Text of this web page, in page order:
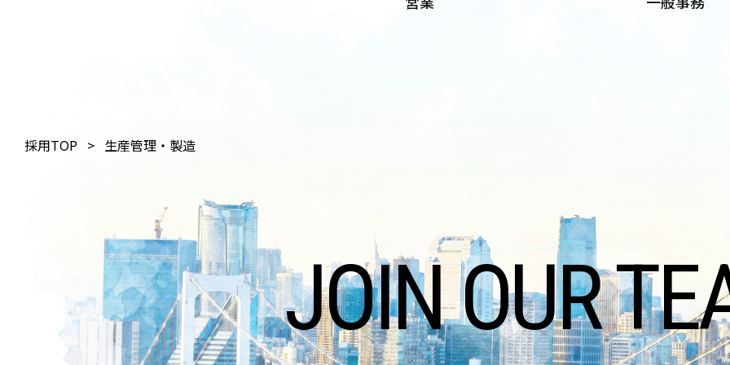
採用TOP 生産管理・製造
JOIN OUR